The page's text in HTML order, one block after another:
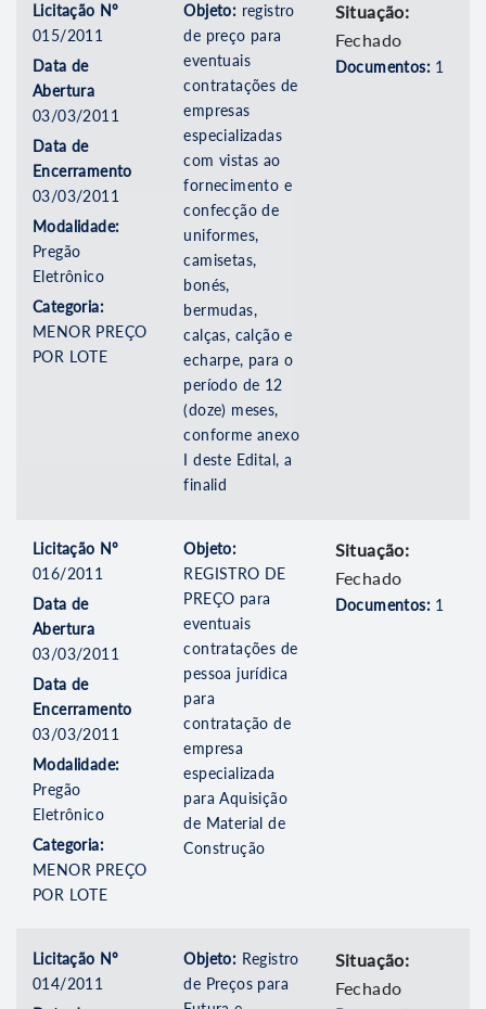
Licitação Nº
015/2011
Data de
Abertura
03/03/2011
Data de
Encerramento
03/03/2011
Modalidade:
Pregão
Eletrônico
Categoria:
MENOR PREÇO
POR LOTE
Objeto: registro
de preço para
eventuais
contratações de
empresas
especializadas
com vistas ao
fornecimento e
confecção de
uniformes,
camisetas,
bonés,
bermudas,
calças, calção e
echarpe, para o
período de 12
(doze) meses,
conforme anexo
I deste Edital, a
finalid
Situação:
Fechado
Documentos: 1
Licitação Nº
016/2011
Data de
Abertura
03/03/2011
Data de
Encerramento
03/03/2011
Modalidade:
Pregão
Eletrônico
Categoria:
MENOR PREÇO
POR LOTE
Objeto:
REGISTRO DE
PREÇO para
eventuais
contratações de
pessoa jurídica
para
contratação de
empresa
especializada
para Aquisição
de Material de
Construção
Situação:
Fechado
Documentos: 1
Licitação Nº
014/2011
Objeto: Registro
de Preços para
Situação:
Fechado